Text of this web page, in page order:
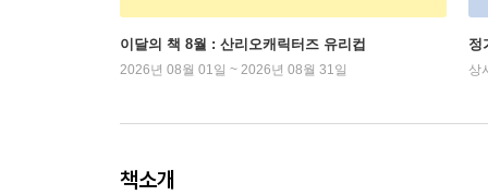
이달의 책 8월 : 산리오캐릭터즈 유리컵
2026년 08월 01일 ~ 2026년 08월 31일
정
상
책소개